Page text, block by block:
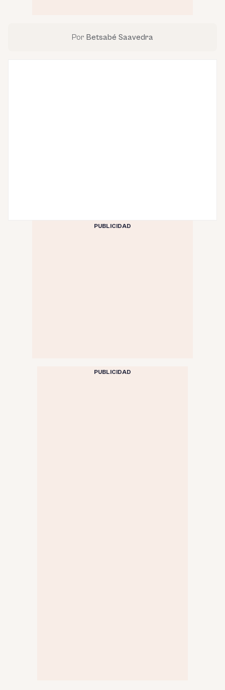
Por Betsabé Saavedra
PUBLICIDAD
PUBLICIDAD